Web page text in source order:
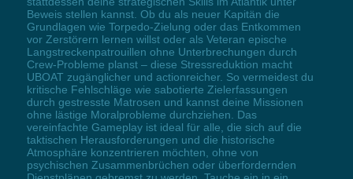
Beweis stellen kannst. Ob du als neuer Kapitän die
Grundlagen wie Torpedo-Zielung oder das Entkommen
vor Zerstörern lernen willst oder als Veteran epische
Langstreckenpatrouillen ohne Unterbrechungen durch
Crew-Probleme planst – diese Stressreduktion macht
UBOAT zugänglicher und actionreicher. So vermeidest du
kritische Fehlschläge wie sabotierte Zielerfassungen
durch gestresste Matrosen und kannst deine Missionen
ohne lästige Moralprobleme durchziehen. Das
vereinfachte Gameplay ist ideal für alle, die sich auf die
taktischen Herausforderungen und die historische
Atmosphäre konzentrieren möchten, ohne von
psychischen Zusammenbrüchen oder überfordernden